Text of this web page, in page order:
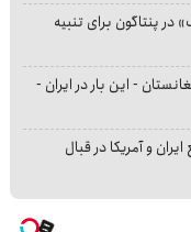
در پنتاگون برای تنبیه
- این بار در ایران -
و آمریکا در قبال